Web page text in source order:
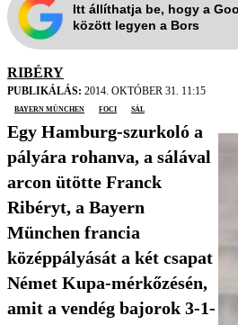
Itt állíthatja be, hogy a
között legyen a Bors
RIBÉRY
PUBLIKÁLÁS: 2014. OKTÓBER 31. 11:15
Bayern München
foci sál
Egy Hamburg-szurkoló a
pályára rohanva, a sálával
arcon ütötte Franck
Ribéryt, a Bayern
München francia
középpályását a két csapat
Német Kupa-mérkőzésén,
amit a vendég bajorok 3-1-